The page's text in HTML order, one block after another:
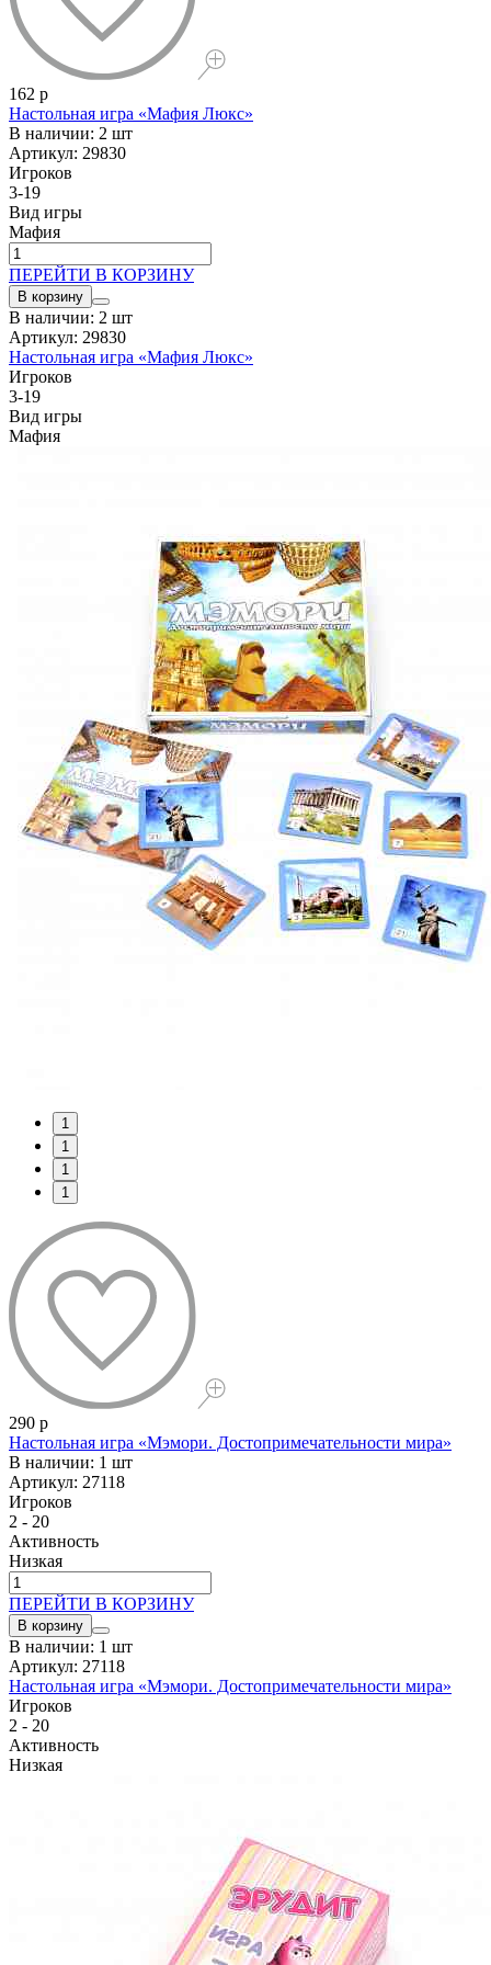
162 р
Настольная игра «Мафия Люкс»
В наличии: 2 шт
Артикул: 29830
Игроков
3-19
Вид игры
Мафия
ПЕРЕЙТИ В КОРЗИНУ
В корзину
В наличии: 2 шт
Артикул: 29830
Настольная игра «Мафия Люкс»
Игроков
3-19
Вид игры
Мафия
1
1
1
1
290 р
Настольная игра «Мэмори. Достопримечательности мира»
В наличии: 1 шт
Артикул: 27118
Игроков
2 - 20
Активность
Низкая
ПЕРЕЙТИ В КОРЗИНУ
В корзину
В наличии: 1 шт
Артикул: 27118
Настольная игра «Мэмори. Достопримечательности мира»
Игроков
2 - 20
Активность
Низкая